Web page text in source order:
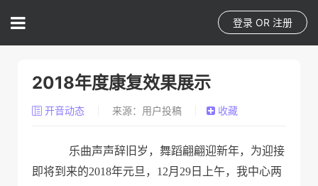
登录 OR 注册
2018年度康复效果展示
开音动态 来源：用户投稿 收藏
乐曲声声辞旧岁，舞蹈翩翩迎新年，为迎接
即将到来的2018年元旦， 12月29日 上午， 我中心两